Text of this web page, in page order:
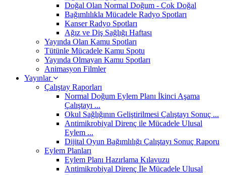
Doğal Olan Normal Doğum - Çok Doğal
Bağımlılıkla Mücadele Radyo Spotları
Kanser Radyo Spotları
Ağız ve Diş Sağlığı Haftası
Yayında Olan Kamu Spotları
Tütünle Mücadele Kamu Spotu
Yayında Olmayan Kamu Spotları
Animasyon Filmler
Yayınlar
Çalıştay Raporları
Normal Doğum Eylem Planı İkinci Aşama
Çalıştayı ...
Okul Sağlığının Geliştirilmesi Çalıştayı Sonuç ...
Antimikrobiyal Direnç ile Mücadele Ulusal
Eylem ...
Dijital Oyun Bağımlılığı Çalıştayı Sonuç Raporu
Eylem Planları
Eylem Planı Hazırlama Kılavuzu
Antimikrobiyal Direnç İle Mücadele Ulusal